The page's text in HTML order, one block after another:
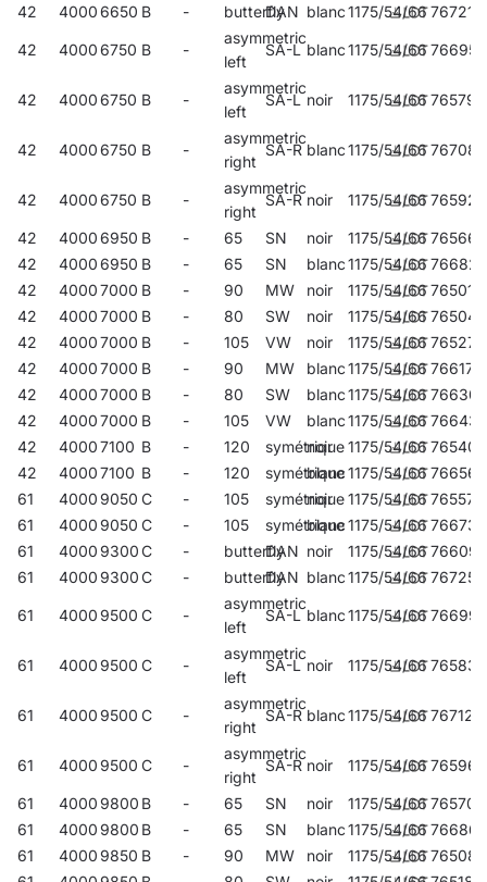
42
40006650 B - butterfly
DAN blanc1175/54/66767210
42 40006750 B -
asymmetric
left
SA-L blanc1175/54/66766954
42 40006750 B -
asymmetric
left
SA-L noir 1175/54/66765797
42 40006750 B -
asymmetric
right
SA-R blanc1175/54/66767081
42 40006750 B -
asymmetric
right
SA-R noir 1175/54/66765926
42 40006950 B - 65 SN noir 1175/54/66765667
42
40006950 B - 65 SN blanc1175/54/66766824
42
40007000 B - 90 MW noir 1175/54/66765018
42
40007000 B - 80 SW noir 1175/54/66765049
42
40007000 B - 105 VW noir 1175/54/66765278
42
40007000 B - 90 MW blanc1175/54/66766176
42
40007000 B - 80 SW blanc1175/54/66766305
42
40007000 B - 105 VW blanc1175/54/66766435
42
40007100 B - 120 symétrique
noir 1175/54/66765407
42
40007100 B - 120 symétrique
blanc1175/54/66766565
61
40009050 C - 105 symétrique
noir 1175/54/66765575
61
40009050 C - 105 symétrique
blanc1175/54/66766732
61
40009300C - butterfly
DAN noir 1175/54/66766091
61
40009300C - butterfly
DAN blanc1175/54/66767258
61 40009500 C -
asymmetric
left
SA-L blanc1175/54/66766992
61 40009500 C -
asymmetric
left
SA-L noir 1175/54/66765834
61 40009500 C -
asymmetric
right
SA-R blanc1175/54/66767128
61 40009500 C -
asymmetric
right
SA-R noir 1175/54/66765964
61 40009800 B - 65 SN noir 1175/54/66765704
61
40009800 B - 65 SN blanc1175/54/66766862
61
40009850 B - 90 MW noir 1175/54/66765087